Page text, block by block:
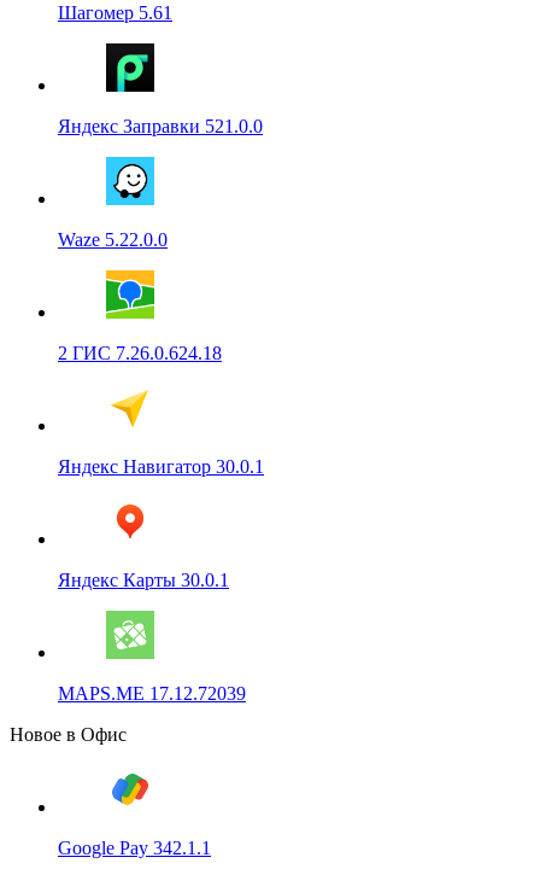
Шагомер 5.61
Яндекс Заправки 521.0.0
Waze 5.22.0.0
2 ГИС 7.26.0.624.18
Яндекс Навигатор 30.0.1
Яндекс Карты 30.0.1
MAPS.ME 17.12.72039
Новое в Офис
Google Pay 342.1.1